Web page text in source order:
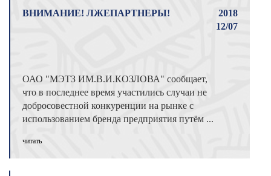
ВНИМАНИЕ! ЛЖЕПАРТНЕРЫ!
2018
12/07
ОАО "МЭТЗ ИМ.В.И.КОЗЛОВА" сообщает,
что в последнее время участились случаи не
добросовестной конкуренции на рынке с
использованием бренда предприятия путём ...
читать